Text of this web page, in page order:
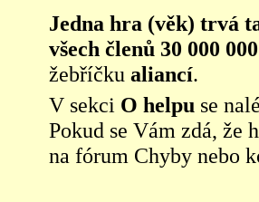
Jedna hra (věk) trvá
všech členů 30 000
žebříčku aliancí.
V sekci O helpu se
Pokud se Vám zdá, že
na fórum Chyby nebo